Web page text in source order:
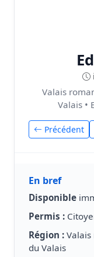
Valais
Valais •
Précédent
En bref
Disponible
Permis :
Région : Valais
du Valais